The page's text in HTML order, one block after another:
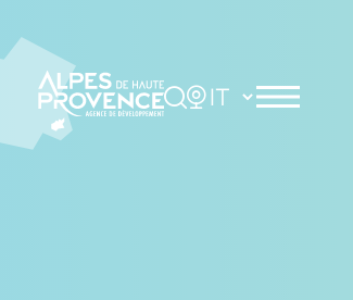
Rechercher
Choisir la langue